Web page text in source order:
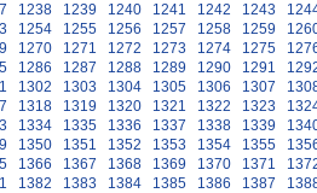
1238 1239 1240 1241 1242 1243
1254 1255 1256 1257 1258 1259
1270 1271 1272 1273 1274 1275
1286 1287 1288 1289 1290 1291
1302 1303 1304 1305 1306 1307
1318 1319 1320 1321 1322 1323
1334 1335 1336 1337 1338 1339
1350 1351 1352 1353 1354 1355
1366 1367 1368 1369 1370 1371
1382 1383 1384 1385 1386 1387